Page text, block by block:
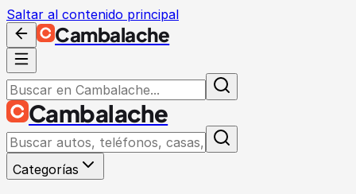
Saltar al contenido principal
Cambalache
Cambalache
Categorías